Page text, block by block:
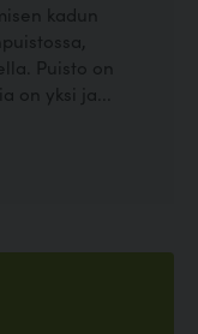
kadun
Puisto on
on yksi ja...